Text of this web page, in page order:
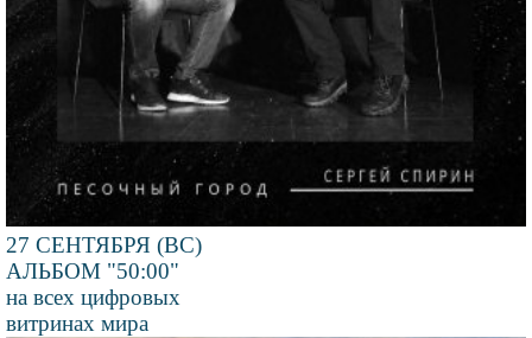
27 СЕНТЯБРЯ (ВС)
АЛЬБОМ "50:00"
на всех цифровых
витринах мира